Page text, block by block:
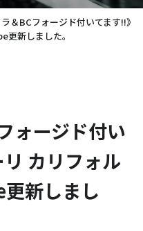
ラ＆BCフォージド付いてます!!》
新しました。
ォージド付い
カリフォル
新しまし